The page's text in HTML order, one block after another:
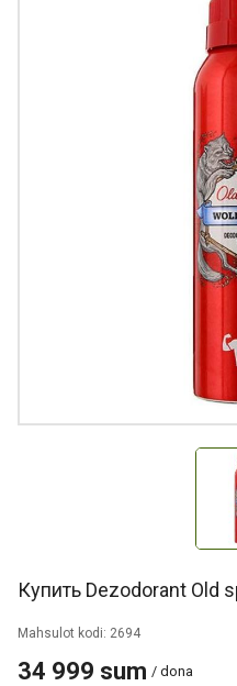
Купить Dezodorant Old
Mahsulot kodi: 2694
34 999 sum / dona